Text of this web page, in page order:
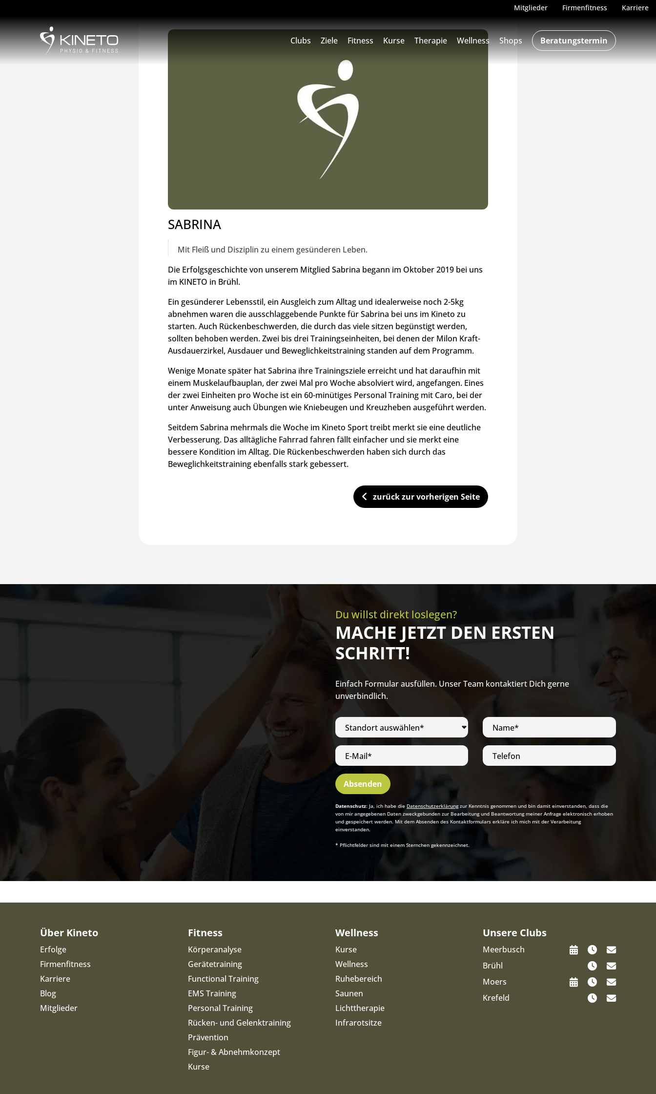
Mitglieder Firmenfitness Karriere
Clubs Ziele Fitness Kurse Therapie Wellness Shops Beratungstermin
SABRINA
Mit Fleiß und Disziplin zu einem gesünderen Leben.
Die Erfolgsgeschichte von unserem Mitglied Sabrina begann im Oktober 2019 bei uns
im KINETO in Brühl.
Ein gesünderer Lebensstil, ein Ausgleich zum Alltag und idealerweise noch 2-5kg
abnehmen waren die ausschlaggebende Punkte für Sabrina bei uns im Kineto zu
starten. Auch Rückenbeschwerden, die durch das viele sitzen begünstigt werden,
sollten behoben werden. Zwei bis drei Trainingseinheiten, bei denen der Milon Kraft-
Ausdauerzirkel, Ausdauer und Beweglichkeitstraining standen auf dem Programm.
Wenige Monate später hat Sabrina ihre Trainingsziele erreicht und hat daraufhin mit
einem Muskelaufbauplan, der zwei Mal pro Woche absolviert wird, angefangen. Eines
der zwei Einheiten pro Woche ist ein 60-minütiges Personal Training mit Caro, bei der
unter Anweisung auch Übungen wie Kniebeugen und Kreuzheben ausgeführt werden.
Seitdem Sabrina mehrmals die Woche im Kineto Sport treibt merkt sie eine deutliche
Verbesserung. Das alltägliche Fahrrad fahren fällt einfacher und sie merkt eine
bessere Kondition im Alltag. Die Rückenbeschwerden haben sich durch das
Beweglichkeitstraining ebenfalls stark gebessert.
zurück zur vorherigen Seite
MACHE JETZT DEN ERSTEN
SCHRITT!
Du willst direkt loslegen?
Einfach Formular ausfüllen. Unser Team kontaktiert Dich gerne
unverbindlich.
Standort auswählen* Name*
E-Mail* Telefon
Absenden
Datenschutz: Ja, ich habe die Datenschutzerklärungzur Kenntnis genommen und bin damit einverstanden, dass die
von mir angegebenen Daten zweckgebunden zur Bearbeitung und Beantwortung meiner Anfrage elektronisch erhoben
und gespeichert werden. Mit dem Absenden des Kontaktformulars erkläre ich mich mit der Verarbeitung
einverstanden.
* Pflichtfelder sind mit einem Sternchen gekennzeichnet.
Über Kineto
Erfolge
Firmenfitness
Karriere
Blog
Mitglieder
Fitness
Körperanalyse
Gerätetraining
Functional Training
EMS Training
Personal Training
Rücken- und Gelenktraining
Prävention
Figur- & Abnehmkonzept
Kurse
Wellness
Kurse
Wellness
Ruhebereich
Saunen
Lichttherapie
Infrarotsitze
Unsere Clubs
Meerbusch
Brühl
Moers
Krefeld